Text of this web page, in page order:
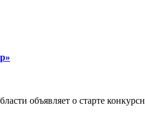
объявляет о старте